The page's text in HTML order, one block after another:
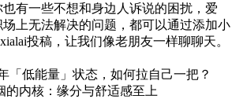
有一些不想和身边人诉说的困扰，爱
上无法解决的问题，都可以通过添加小
投稿，让我们像老朋友一样聊聊天。
「低能量」状态，如何拉自己一把？
的内核：缘分与舒适感至上